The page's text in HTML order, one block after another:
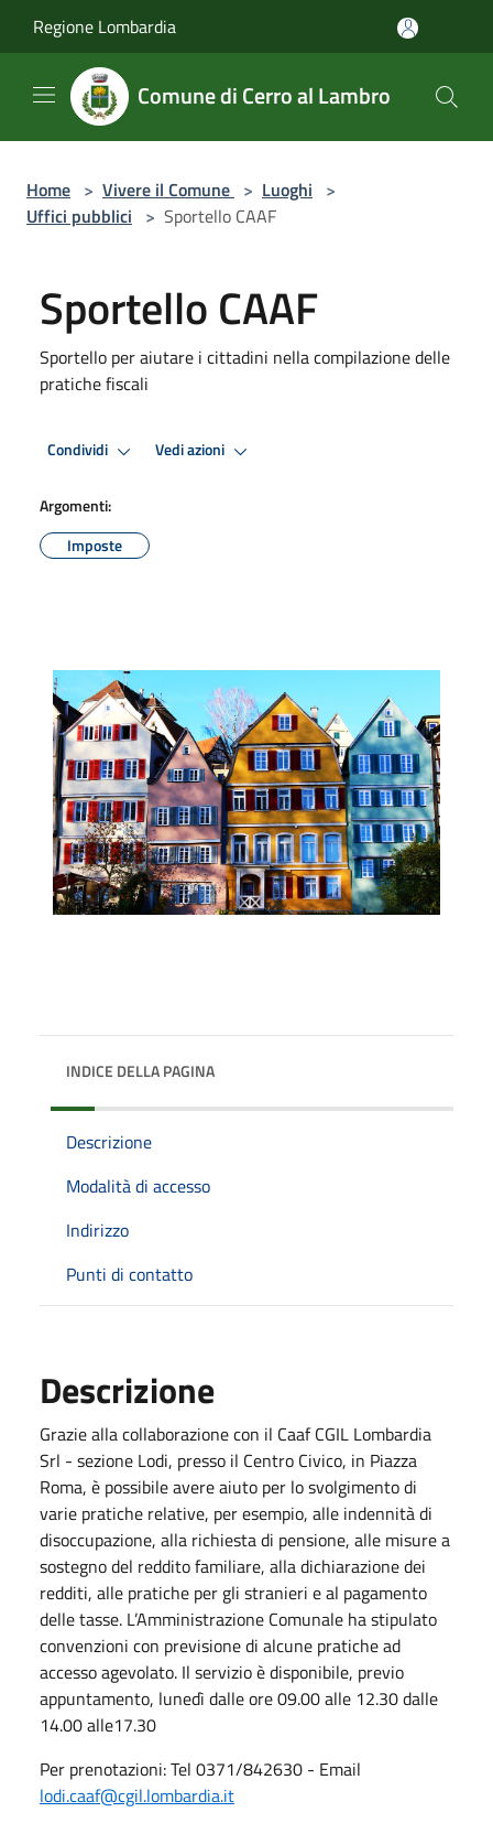
Regione Lombardia
Comune di Cerro al Lambro
Home > Vivere il Comune > Luoghi >
Uffici pubblici > Sportello CAAF
Sportello CAAF
Sportello per aiutare i cittadini nella compilazione delle
pratiche fiscali
Condividi Vedi azioni
Argomenti:
Imposte
INDICE DELLA PAGINA
Descrizione
Modalità di accesso
Indirizzo
Punti di contatto
Descrizione
Grazie alla collaborazione con il Caaf CGIL Lombardia
Srl - sezione Lodi, presso il Centro Civico, in Piazza
Roma, è possibile avere aiuto per lo svolgimento di
varie pratiche relative, per esempio, alle indennità di
disoccupazione, alla richiesta di pensione, alle misure a
sostegno del reddito familiare, alla dichiarazione dei
redditi, alle pratiche per gli stranieri e al pagamento
delle tasse. L’Amministrazione Comunale ha stipulato
convenzioni con previsione di alcune pratiche ad
accesso agevolato. Il servizio è disponibile, previo
appuntamento, lunedì dalle ore 09.00 alle 12.30 dalle
14.00 alle17.30
Per prenotazioni: Tel 0371/842630 - Email
lodi.caaf@cgil.lombardia.it